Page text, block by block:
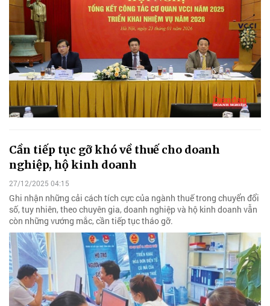
Cần tiếp tục gỡ khó về thuế cho doanh
nghiệp, hộ kinh doanh
27/12/2025 04:15
Ghi nhận những cải cách tích cực của ngành thuế trong chuyển đổi
số, tuy nhiên, theo chuyên gia, doanh nghiệp và hộ kinh doanh vẫn
còn những vướng mắc, cần tiếp tục tháo gỡ.